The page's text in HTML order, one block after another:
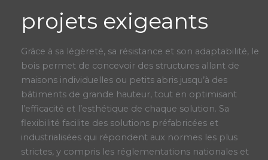
projets exigeants
Grâce à sa légèreté, sa résistance et son adaptabilité, le
bois permet de concevoir des structures allant de
maisons individuelles ou petits abris jusqu’à des
bâtiments de grande hauteur, tout en optimisant
l’efficacité et l’esthétique de chaque solution. Sa
flexibilité facilite des solutions préfabricées et
industrialisées qui répondent aux normes les plus
strictes, y compris les réglementations nationales et